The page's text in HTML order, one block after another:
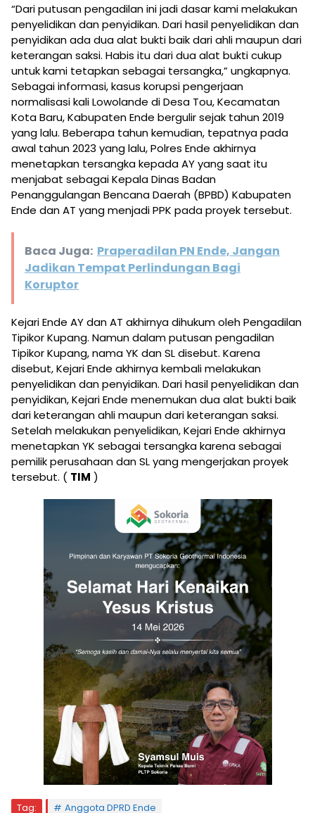
“Dari putusan pengadilan ini jadi dasar kami melakukan
penyelidikan dan penyidikan. Dari hasil penyelidikan dan
penyidikan ada dua alat bukti baik dari ahli maupun dari
keterangan saksi. Habis itu dari dua alat bukti cukup
untuk kami tetapkan sebagai tersangka,” ungkapnya.
Sebagai informasi, kasus korupsi pengerjaan
normalisasi kali Lowolande di Desa Tou, Kecamatan
Kota Baru, Kabupaten Ende bergulir sejak tahun 2019
yang lalu. Beberapa tahun kemudian, tepatnya pada
awal tahun 2023 yang lalu, Polres Ende akhirnya
menetapkan tersangka kepada AY yang saat itu
menjabat sebagai Kepala Dinas Badan
Penanggulangan Bencana Daerah (BPBD) Kabupaten
Ende dan AT yang menjadi PPK pada proyek tersebut.
Baca Juga: Praperadilan PN Ende, Jangan
Jadikan Tempat Perlindungan Bagi
Koruptor
Kejari Ende AY dan AT akhirnya dihukum oleh Pengadilan
Tipikor Kupang. Namun dalam putusan pengadilan
Tipikor Kupang, nama YK dan SL disebut. Karena
disebut, Kejari Ende akhirnya kembali melakukan
penyelidikan dan penyidikan. Dari hasil penyelidikan dan
penyidikan, Kejari Ende menemukan dua alat bukti baik
dari keterangan ahli maupun dari keterangan saksi.
Setelah melakukan penyelidikan, Kejari Ende akhirnya
menetapkan YK sebagai tersangka karena sebagai
pemilik perusahaan dan SL yang mengerjakan proyek
tersebut. ( TIM )
Tag: Anggota DPRD Ende